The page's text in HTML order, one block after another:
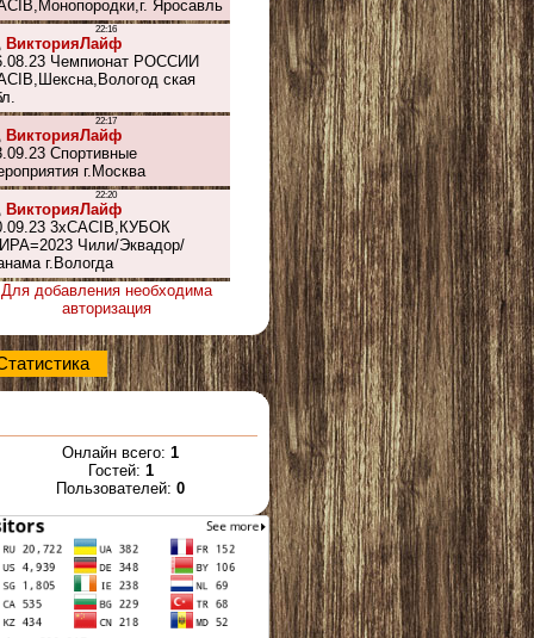
Для добавления необходима
авторизация
Онлайн всего: 1
Гостей: 1
Пользователей: 0